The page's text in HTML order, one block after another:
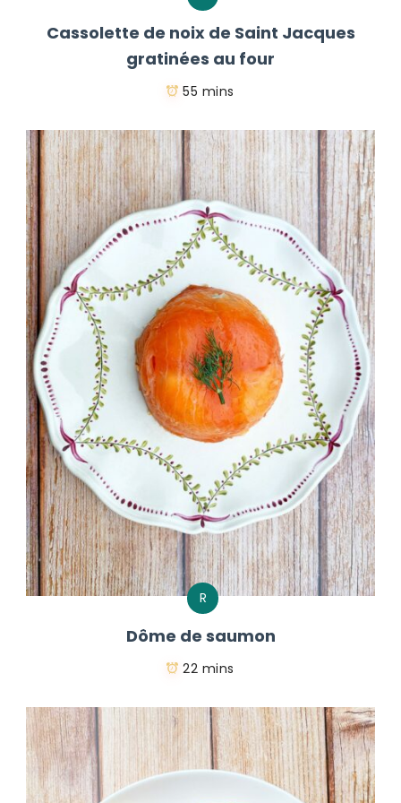
Cassolette de noix de Saint Jacques
gratinées au four
55 mins
R
Dôme de saumon
22 mins